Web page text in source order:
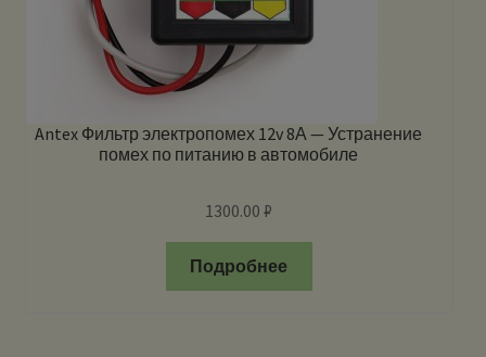
Antex Фильтр электропомех 12v 8А — Устранение
помех по питанию в автомобиле
1300.00₽
Подробнее